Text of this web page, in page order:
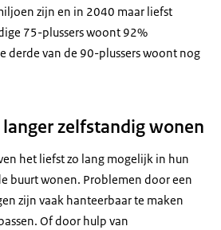
zijn en in 2040 maar liefst
75-plussers woont 92%
derde van de 90-plussers woont nog
zelfstandig wonen
het liefst zo lang mogelijk in hun
buurt wonen. Problemen door een
zijn vaak hanteerbaar te maken
Of door hulp van